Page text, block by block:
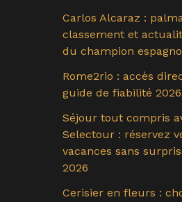
Carlos Alcaraz :
classement et
du champion
Rome2rio : accès
guide de fiabilité 2026
Séjour tout compris
Selectour : réservez
vacances sans
2026
Cerisier en fleurs :